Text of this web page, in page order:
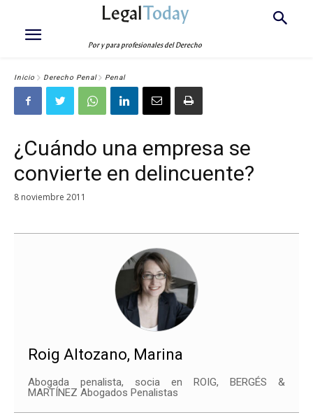
LegalToday
Por y para profesionales del Derecho
Inicio Derecho Penal Penal
¿Cuándo una empresa se
convierte en delincuente?
8 noviembre 2011
Roig Altozano, Marina
Abogada penalista, socia en ROIG, BERGÉS &
MARTÍNEZ Abogados Penalistas